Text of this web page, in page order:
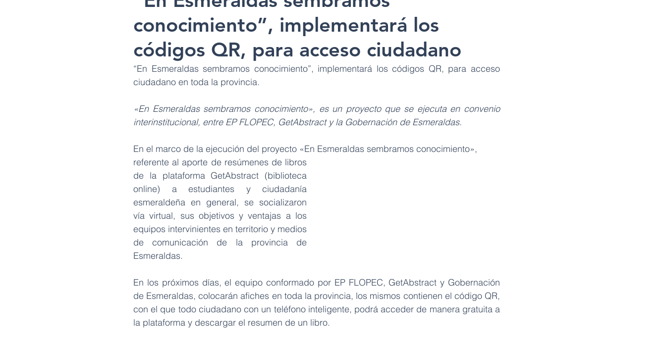
conocimiento”, implementará los
códigos QR, para acceso ciudadano
“En Esmeraldas sembramos conocimiento”, implementará los códigos QR, para acceso
ciudadano en toda la provincia.
«En Esmeraldas sembramos conocimiento», es un proyecto que se ejecuta en convenio
interinstitucional, entre EP FLOPEC, GetAbstract y la Gobernación de Esmeraldas.
En el marco de la ejecución del proyecto «En Esmeraldas sembramos conocimiento»,
referente al aporte de resúmenes de libros
de la plataforma GetAbstract (biblioteca
online) a estudiantes y ciudadanía
esmeraldeña en general, se socializaron
vía virtual, sus objetivos y ventajas a los
equipos intervinientes en territorio y medios
Esmeraldas.
En los próximos días, el equipo conformado por EP FLOPEC, GetAbstract y Gobernación
de Esmeraldas, colocarán afiches en toda la provincia, los mismos contienen el código QR,
con el que todo ciudadano con un teléfono inteligente, podrá acceder de manera gratuita a
la plataforma y descargar el resumen de un libro.